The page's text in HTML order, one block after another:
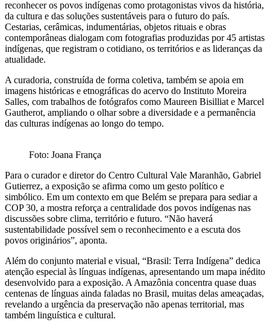
reconhecer os povos indígenas como protagonistas vivos da história,
da cultura e das soluções sustentáveis para o futuro do país.
Cestarias, cerâmicas, indumentárias, objetos rituais e obras
contemporâneas dialogam com fotografias produzidas por 45 artistas
indígenas, que registram o cotidiano, os territórios e as lideranças da
atualidade.
A curadoria, construída de forma coletiva, também se apoia em
imagens históricas e etnográficas do acervo do Instituto Moreira
Salles, com trabalhos de fotógrafos como Maureen Bisilliat e Marcel
Gautherot, ampliando o olhar sobre a diversidade e a permanência
das culturas indígenas ao longo do tempo.
Foto: Joana França
Para o curador e diretor do Centro Cultural Vale Maranhão, Gabriel
Gutierrez, a exposição se afirma como um gesto político e
simbólico. Em um contexto em que Belém se prepara para sediar a
COP 30, a mostra reforça a centralidade dos povos indígenas nas
discussões sobre clima, território e futuro. “Não haverá
sustentabilidade possível sem o reconhecimento e a escuta dos
povos originários”, aponta.
Além do conjunto material e visual, “Brasil: Terra Indígena” dedica
atenção especial às línguas indígenas, apresentando um mapa inédito
desenvolvido para a exposição. A Amazônia concentra quase duas
centenas de línguas ainda faladas no Brasil, muitas delas ameaçadas,
revelando a urgência da preservação não apenas territorial, mas
também linguística e cultural.